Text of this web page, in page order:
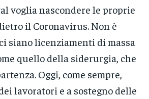
voglia nascondere le proprie
il Coronavirus. Non è
siano licenziamenti di massa
quello della siderurgia, che
Oggi, come sempre,
lavoratori e a sostegno delle